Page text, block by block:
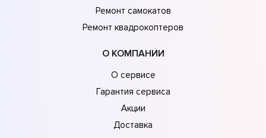
Ремонт самокатов
Ремонт квадрокоптеров
О КОМПАНИИ
О сервисе
Гарантия сервиса
Акции
Доставка